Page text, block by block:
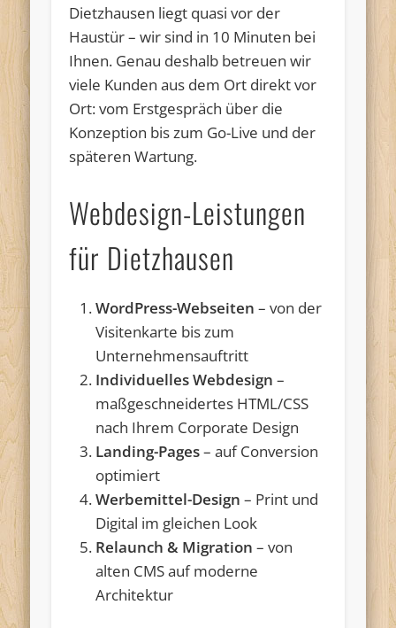
Dietzhausen liegt quasi vor der
Haustür – wir sind in 10 Minuten bei
Ihnen. Genau deshalb betreuen wir
viele Kunden aus dem Ort direkt vor
Ort: vom Erstgespräch über die
Konzeption bis zum Go-Live und der
späteren Wartung.
Webdesign-Leistungen
für Dietzhausen
WordPress-Webseiten – von der
Visitenkarte bis zum
Unternehmensauftritt
Individuelles Webdesign –
maßgeschneidertes HTML/CSS
nach Ihrem Corporate Design
Landing-Pages– auf Conversion
optimiert
Werbemittel-Design – Print und
Digital im gleichen Look
Relaunch & Migration – von
alten CMS auf moderne
Architektur